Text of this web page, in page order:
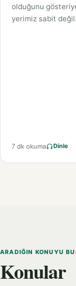
olduğunu
yerimiz sabit değil.
7 dk okuma Dinle
ARADIĞIN KONUYU
Konular